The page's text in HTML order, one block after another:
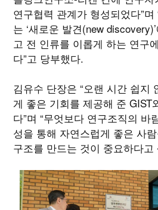
연구협력 관계가 형성되었다”
는 ‘새로운 발견(new
고 전 인류를 이롭게 하는 연구
다”고 당부했다.
김유수 단장은 “오랜 시간 쉽지
게 좋은 기회를 제공해 준 GIST
다”며 “무엇보다 연구조직의 바
성을 통해 자연스럽게 좋은 사
구조를 만드는 것이 중요하다고